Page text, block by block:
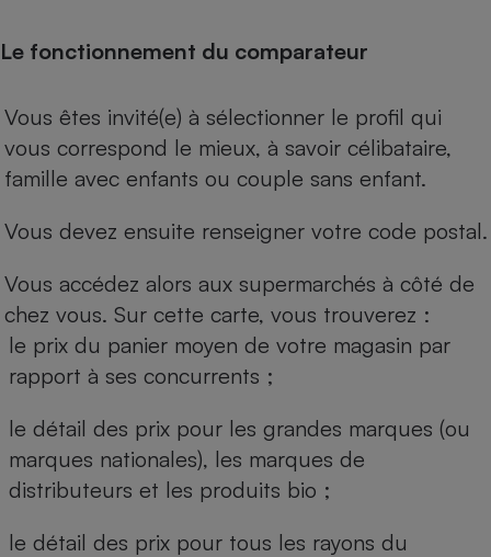
Le fonctionnement du comparateur
Vous êtes invité(e) à sélectionner le profil qui
vous correspond le mieux, à savoir célibataire,
famille avec enfants ou couple sans enfant.
Vous devez ensuite renseigner votre code postal.
Vous accédez alors aux supermarchés à côté de
chez vous. Sur cette carte, vous trouverez :
le prix du panier moyen de votre magasin par
rapport à ses concurrents ;
le détail des prix pour les grandes marques (ou
marques nationales), les marques de
distributeurs et les produits bio ;
le détail des prix pour tous les rayons du